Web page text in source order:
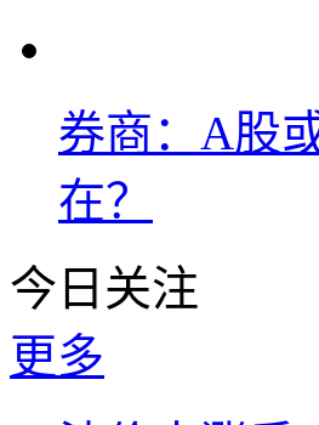
券商：A股
在？
今日关注
更多